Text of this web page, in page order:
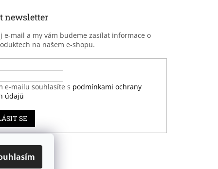
newsletter
e-mail a my vám budeme zasílat informace o
na našem e-shopu.
e-mailu souhlasíte s podmínkami ochrany
údajů
SE